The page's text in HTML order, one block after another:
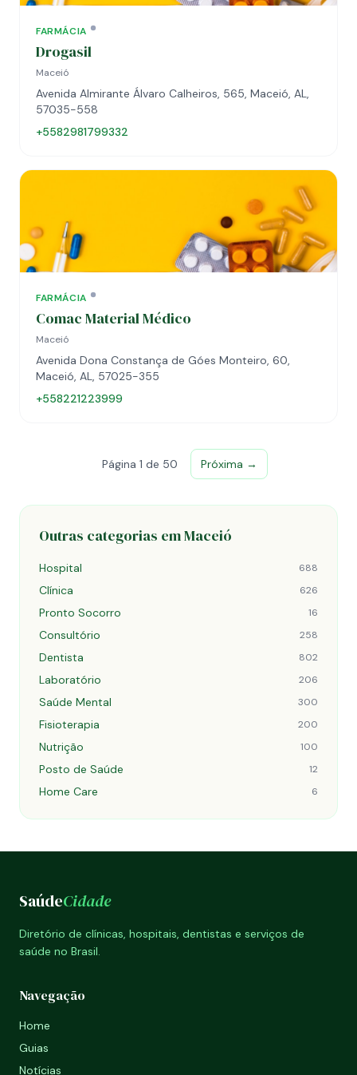
FARMÁCIA
Drogasil
Maceió
Avenida Almirante Álvaro Calheiros, 565, Maceió, AL,
57035-558
+5582981799332
FARMÁCIA
Comac Material Médico
Maceió
Avenida Dona Constança de Góes Monteiro, 60,
Maceió, AL, 57025-355
+558221223999
Página 1 de 50 Próxima →
Outras categorias em Maceió
Hospital 688
Clínica 626
Pronto Socorro 16
Consultório 258
Dentista 802
Laboratório 206
Saúde Mental 300
Fisioterapia 200
Nutrição 100
Posto de Saúde 12
Home Care 6
SaúdeCidade
Diretório de clínicas, hospitais, dentistas e serviços de
saúde no Brasil.
Navegação
Home
Guias
Notícias